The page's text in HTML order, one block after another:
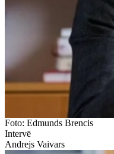
Foto: Edmunds Brencis
Intervē
Andrejs Vaivars